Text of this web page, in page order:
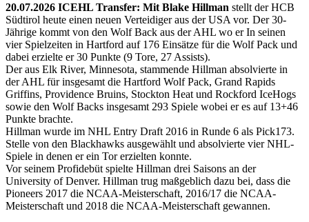
20.07.2026 ICEHL Transfer: Mit Blake Hillman stellt der HCB
Südtirol heute einen neuen Verteidiger aus der USA vor. Der 30-
Jährige kommt von den Wolf Back aus der AHL wo er In seinen
vier Spielzeiten in Hartford auf 176 Einsätze für die Wolf Pack und
dabei erzielte er 30 Punkte (9 Tore, 27 Assists).
Der aus Elk River, Minnesota, stammende Hillman absolvierte in
der AHL für insgesamt die Hartford Wolf Pack, Grand Rapids
Griffins, Providence Bruins, Stockton Heat und Rockford IceHogs
sowie den Wolf Backs insgesamt 293 Spiele wobei er es auf 13+46
Punkte brachte.
Hillman wurde im NHL Entry Draft 2016 in Runde 6 als Pick173.
Stelle von den Blackhawks ausgewählt und absolvierte vier NHL-
Spiele in denen er ein Tor erzielten konnte.
Vor seinem Profidebüt spielte Hillman drei Saisons an der
University of Denver. Hillman trug maßgeblich dazu bei, dass die
Pioneers 2017 die NCAA-Meisterschaft, 2016/17 die NCAA-
Meisterschaft und 2018 die NCAA-Meisterschaft gewannen.